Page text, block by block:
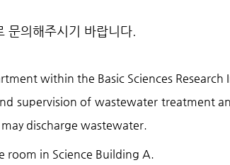
문의해주시기 바랍니다.
within the Basic Sciences Research
supervision of wastewater treatment
discharge wastewater.
room in Science Building A.